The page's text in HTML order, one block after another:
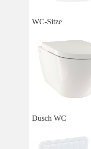
WC-Sitze
Dusch WC